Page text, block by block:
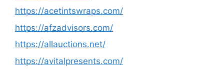
https://acetintswraps.com/
https://afzadvisors.com/
https://allauctions.net/
https://avitalpresents.com/